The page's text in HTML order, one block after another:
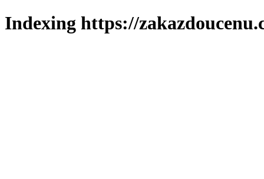
Indexing https://